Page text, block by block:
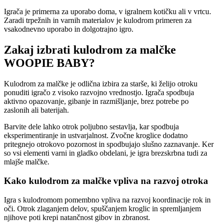
Igrača je primerna za uporabo doma, v igralnem kotičku ali v vrtcu.
Zaradi trpežnih in varnih materialov je kulodrom primeren za
vsakodnevno uporabo in dolgotrajno igro.
Zakaj izbrati kulodrom za malčke
WOOPIE BABY?
Kulodrom za malčke je odlična izbira za starše, ki želijo otroku
ponuditi igračo z visoko razvojno vrednostjo. Igrača spodbuja
aktivno opazovanje, gibanje in razmišljanje, brez potrebe po
zaslonih ali baterijah.
Barvite dele lahko otrok poljubno sestavlja, kar spodbuja
eksperimentiranje in ustvarjalnost. Zvočne kroglice dodatno
pritegnejo otrokovo pozornost in spodbujajo slušno zaznavanje. Ker
so vsi elementi varni in gladko obdelani, je igra brezskrbna tudi za
mlajše malčke.
Kako kulodrom za malčke vpliva na razvoj otroka
Igra s kulodromom pomembno vpliva na razvoj koordinacije rok in
oči. Otrok zlaganjem delov, spuščanjem kroglic in spremljanjem
njihove poti krepi natančnost gibov in zbranost.